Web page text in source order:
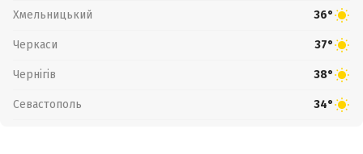
Хмельницький 36°
Черкаси 37°
Чернігів 38°
Севастополь 34°